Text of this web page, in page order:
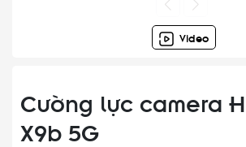
Video
Cường lực camera
X9b 5G